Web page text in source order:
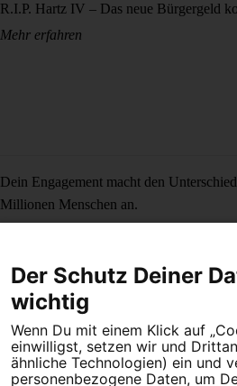
R.I.P. Hartz IV – Das neue Bürgergeld
Mehr erfahren
Dein Engagement macht den
Millionen Menschen an.
Campact e.V.
IBAN DE95 2‍5‍1‍2 0‍5‍1‍0 6‍9‍8‍0 0‍0‍0‍0 0‍0
SozialBank
Der Schutz Deiner
wichtig
Wenn Du mit einem Klick auf
einwilligst, setzen wir und
ähnliche Technologien) ein und
personenbezogene Daten, um